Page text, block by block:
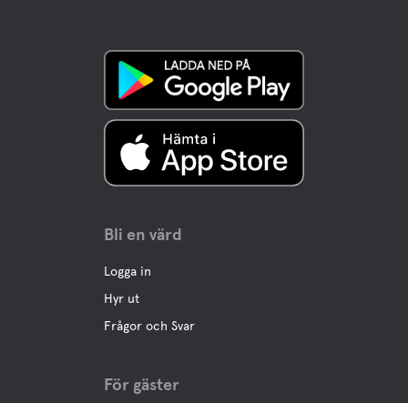
Bli en värd
Logga in
Hyr ut
Frågor och Svar
För gäster